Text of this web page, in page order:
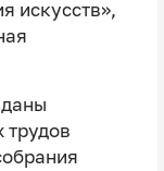
искусств»,
трудов